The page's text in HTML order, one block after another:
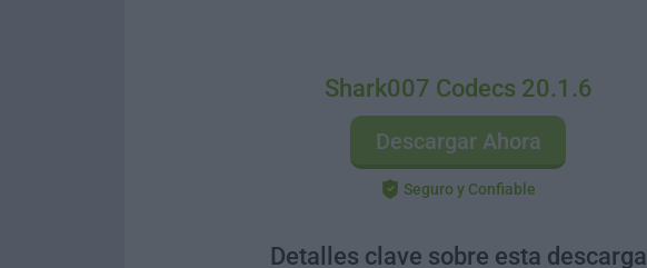
Shark007 Codecs 20.1.6
Descargar Ahora
Seguro y Confiable
Detalles clave sobre esta descarga